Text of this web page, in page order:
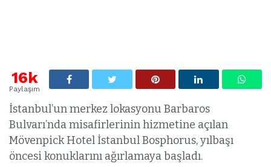
16k
Paylaşım
İstanbul’un merkez lokasyonu Barbaros
Bulvarı’nda misafirlerinin hizmetine açılan
Mövenpick Hotel İstanbul Bosphorus, yılbaşı
öncesi konuklarını ağırlamaya başladı.